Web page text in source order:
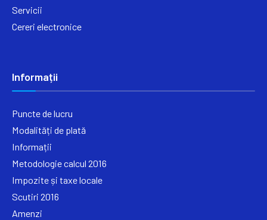
Servicii
Cereri electronice
Informații
Puncte de lucru
Modalități de plată
Informații
Metodologie calcul 2016
Impozite și taxe locale
Scutiri 2016
Amenzi